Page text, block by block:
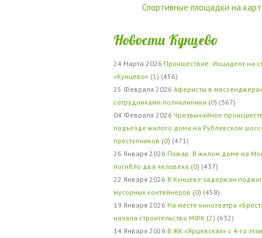
Спортивные площадки на
Новости Кунцево
24 Марта 2026 Проишествие: Инцидент на
«Кунцево» (1 ) (456)
25 Февраля 2026 Аферисты в
сотрудниками поликлиники (0) (367)
04 Февраля 2026 Чрезвычайное
подъезде жилого дома на Рублевском
преступников (0) (471)
26 Января 2026 Пожар: В жилом доме на
погибло два человека (0) (437)
22 Января 2026 В Кунцеве задержан
мусорных контейнеров (0) (458)
19 Января 2026 На месте кинотеатра
начала строительство МФК (2) (632)
14 Января 2026 В ЖК «Ярцевская» с 4-го